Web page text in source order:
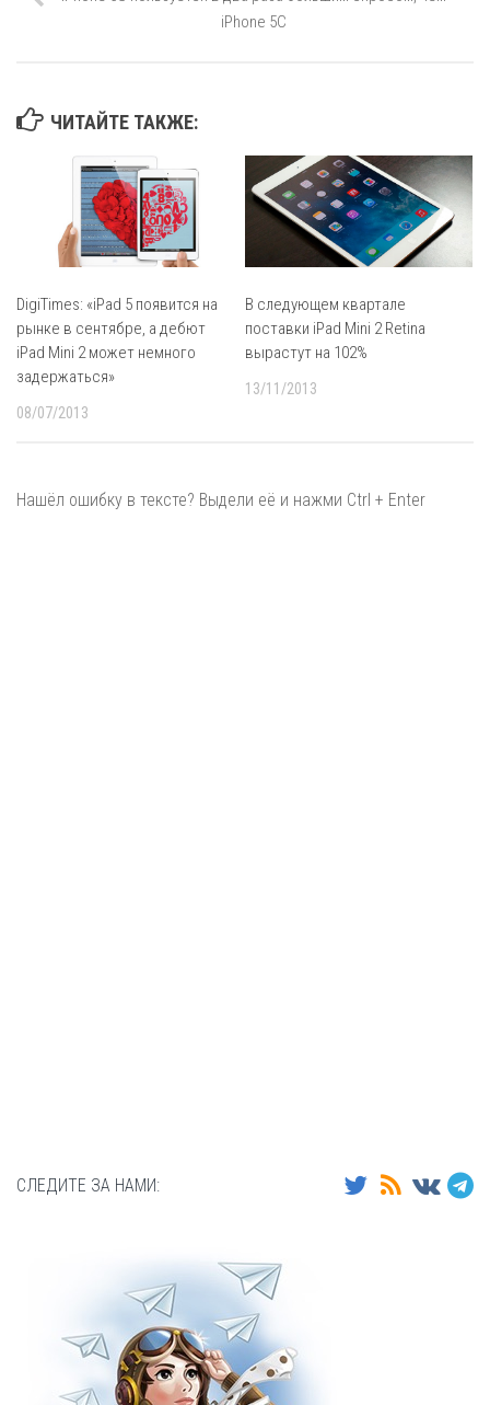
iPhone 5C
ЧИТАЙТЕ ТАКЖЕ:
DigiTimes: «iPad 5 появится на
рынке в сентябре, а дебют
iPad Mini 2 может немного
задержаться»
08/07/2013
В следующем квартале
поставки iPad Mini 2 Retina
вырастут на 102%
13/11/2013
Нашёл ошибку в тексте? Выдели её и нажми Ctrl + Enter
СЛЕДИТЕ ЗА НАМИ: